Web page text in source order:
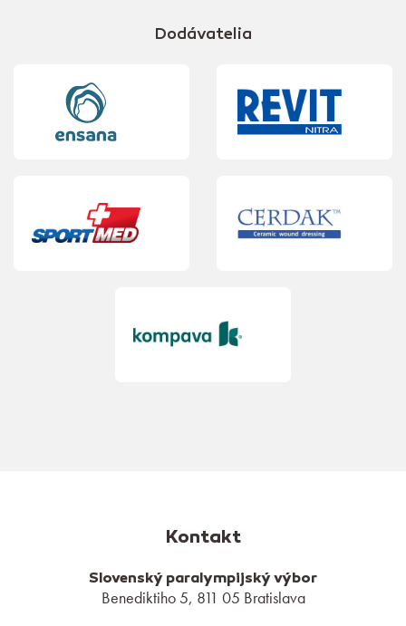
Dodávatelia
Kontakt
Slovenský paralympijský výbor
Benediktiho 5, 811 05 Bratislava